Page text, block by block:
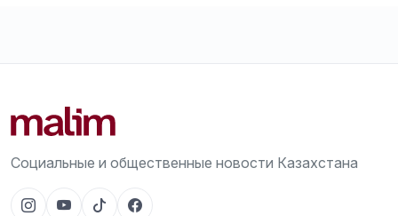
Социальные и общественные новости Казахстана